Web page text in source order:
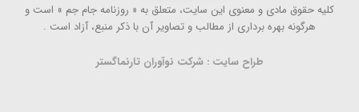
كلیه حقوق مادی و معنوی این سایت، متعلق به « روزنامه جام جم » است و
هرگونه بهره ‌برداری از مطالب و تصاویر آن با ذكر منبع، آزاد است .
طراح سایت : شرکت نوآوران تارنماگستر